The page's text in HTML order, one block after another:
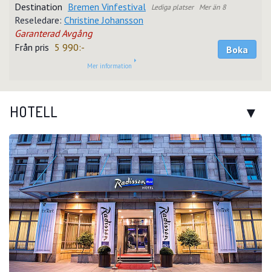
Bremen Vinfestival
Reseledare: Christine Johansson
Garanterad Avgång
Mer än 8
5 990:- Boka
Mer information
HOTELL